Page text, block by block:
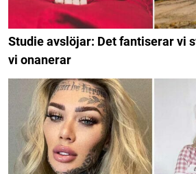
Studie avslöjar: Det fantiserar vi
vi onanerar